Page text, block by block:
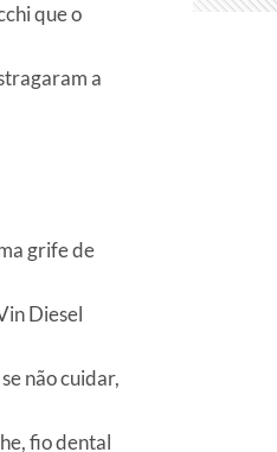
que o
a
grife de
Diesel
não cuidar,
fio dental